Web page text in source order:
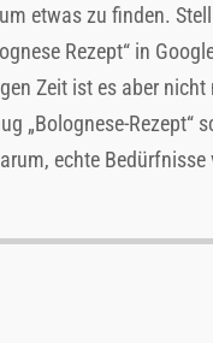
etwas zu finden.
Rezept“ in
Zeit ist es aber
„Bolognese-
echte